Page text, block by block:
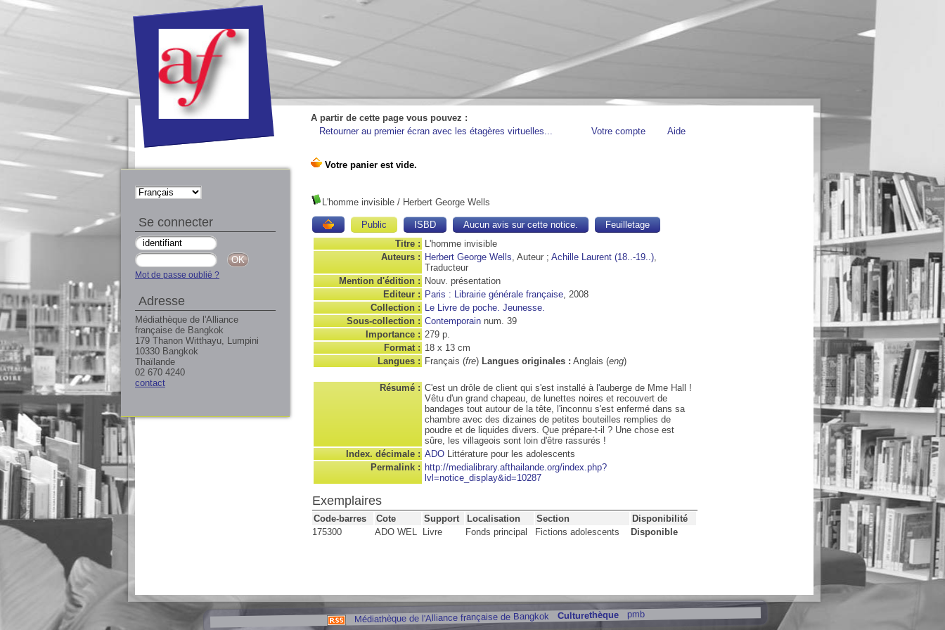
A partir de cette page vous pouvez :
Retourner au premier écran avec les étagères virtuelles...
Votre compte Aide
L'homme invisible / Herbert George Wells
Public ISBD Aucun avis sur cette notice.
Feuilletage
Titre : L'homme invisible
Auteurs : Herbert George Wells, Auteur ; Achille Laurent (18..-19..),
Traducteur
Mention d'édition : Nouv. présentation
Editeur : Paris : Librairie générale française, 2008
Collection : Le Livre de poche. Jeunesse.
Sous-collection : Contemporain num. 39
Importance : 279 p.
Format : 18 x 13 cm
Langues : Français (fre) Langues originales : Anglais (eng)
Résumé : C'est un drôle de client qui s'est installé à l'auberge de Mme Hall !
Vêtu d'un grand chapeau, de lunettes noires et recouvert de
bandages tout autour de la tête, l'inconnu s'est enfermé dans sa
chambre avec des dizaines de petites bouteilles remplies de
poudre et de liquides divers. Que prépare-t-il ? Une chose est
sûre, les villageois sont loin d'être rassurés !
Index. décimale : ADO Littérature pour les adolescents
Permalink : http://medialibrary.afthailande.org/index.php?
lvl=notice_display&id=10287
Exemplaires
Code-barres Cote Support Localisation Section
Disponibilité
175300
ADO WEL Livre Fonds principal Fictions adolescents Disponible
Médiathèque de l'Alliance française de Bangkok Culturethèque pmb
Se connecter
Mot de passe oublié ?
Adresse
Médiathèque de l'Alliance
française de Bangkok
179 Thanon Witthayu, Lumpini
10330 Bangkok
Thaïlande
02 670 4240
contact